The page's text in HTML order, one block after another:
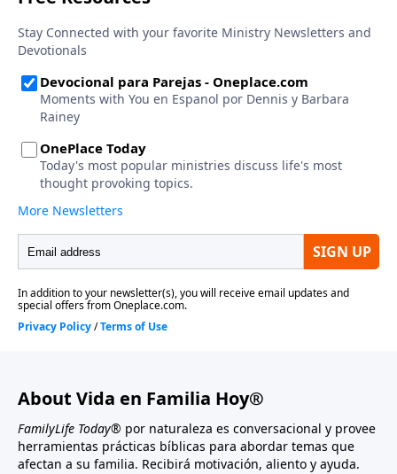
About Vida en Familia Hoy®
FamilyLife Today® por naturaleza es conversacional y provee
herramientas prácticas bíblicas para abordar temas que
afectan a su familia. Recibirá motivación, aliento y ayuda.